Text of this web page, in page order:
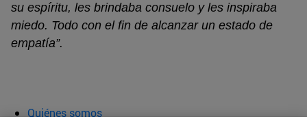
su espíritu, les brindaba consuelo y les inspiraba
miedo. Todo con el fin de alcanzar un estado de
empatía”.
Quiénes somos